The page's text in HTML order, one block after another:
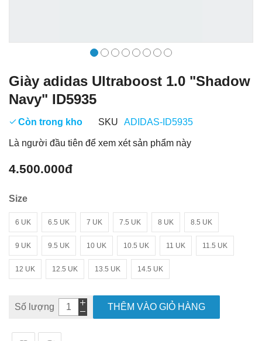
Giày adidas Ultraboost 1.0 "Shadow
Navy" ID5935
Còn trong kho SKU ADIDAS-ID5935
Là người đầu tiên để xem xét sản phẩm này
4.500.000đ
Size
6 UK 6.5 UK 7 UK 7.5 UK 8 UK 8.5 UK
9 UK 9.5 UK 10 UK 10.5 UK 11 UK 11.5 UK
12 UK 12.5 UK 13.5 UK 14.5 UK
Số lượng THÊM VÀO GIỎ HÀNG